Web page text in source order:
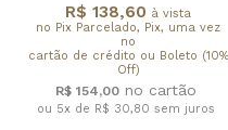
R$ 138,60 à vista
no Pix Parcelado, Pix, uma vez
no
cartão de crédito ou Boleto (10%
Off)
R$ 154,00
ou 5x de R$ 30,80 sem juros